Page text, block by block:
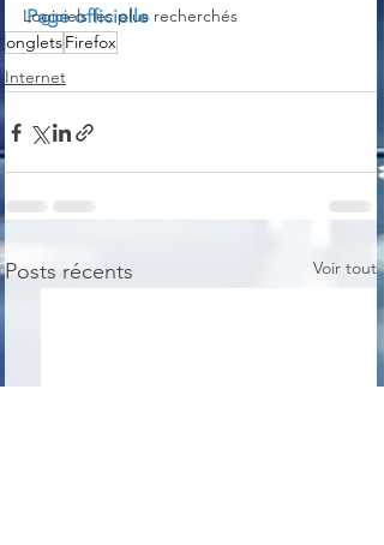
Logiciels les plus recherchés
Page officielle
ongletsFirefox
Internet
Posts récents Voir tout